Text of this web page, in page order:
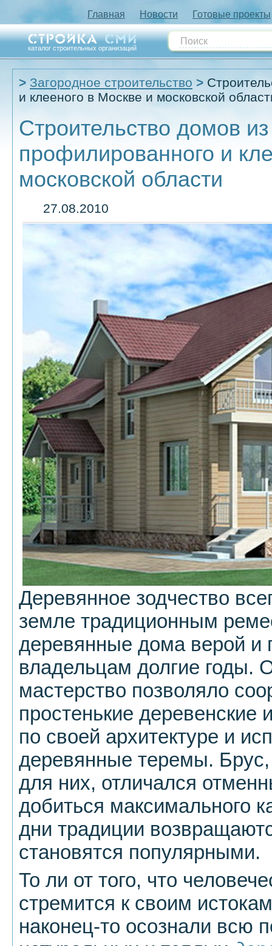
Главная Новости Готовые проекты
каталог строительных организаций
Загородное строительство
и клееного в Москве и московской
Строительство домов
профилированного и
московской области
27.08.2010
Деревянное зодчество
земле традиционным
деревянные дома верой и
владельцам долгие годы.
мастерство позволяло
простенькие деревенские
по своей архитектуре и
деревянные теремы.
для них, отличался
добиться максимального
дни традиции
становятся популярными.
То ли от того, что
стремится к своим
наконец-то осознали всю